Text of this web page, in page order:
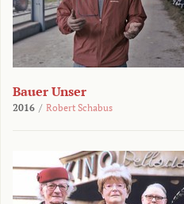
Bauer Unser
2016 / Robert Schabus